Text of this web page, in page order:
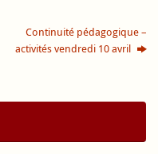
Continuité pédagogique –
activités vendredi 10 avril